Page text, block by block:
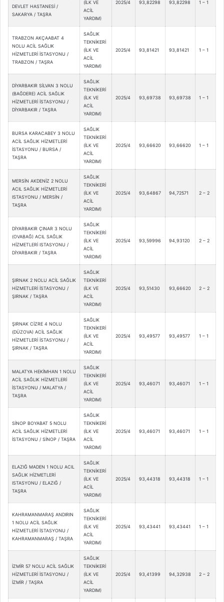
DEVLET HASTANESİ /
SAKARYA / TAŞRA
(İLK VE
ACİL
YARDIM)
2025/4 93,82298 93,82298 1 – 1
TRABZON AKÇAABAT 4
NOLU ACİL SAĞLIK
HİZMETLERİ İSTASYONU /
TRABZON / TAŞRA
SAĞLIK
TEKNİKERİ
(İLK VE
ACİL
YARDIM)
2025/4 93,81421 93,81421 1 – 1
DİYARBAKIR SİLVAN 3 NOLU
(BAĞDERE) ACİL SAĞLIK
HİZMETLERİ İSTASYONU /
DİYARBAKIR / TAŞRA
SAĞLIK
TEKNİKERİ
(İLK VE
ACİL
YARDIM)
2025/4 93,69738 93,69738 1 – 1
BURSA KARACABEY 3 NOLU
ACİL SAĞLIK HİZMETLERİ
İSTASYONU / BURSA /
TAŞRA
SAĞLIK
TEKNİKERİ
(İLK VE
ACİL
YARDIM)
2025/4 93,66620 93,66620 1 – 1
MERSİN AKDENİZ 2 NOLU
ACIL SAĞLIK HİZMETLERİ
ISTASYONU / MERSİN /
TAŞRA
SAĞLIK
TEKNİKERİ
(İLK VE
ACİL
YARDIM)
2025/4 93,64867 94,72571 2 – 2
DİYARBAKIR ÇINAR 3 NOLU
(OVABAĞ) ACIL SAĞLIK
HİZMETLERİ ISTASYONU /
DİYARBAKIR / TAŞRA
SAĞLIK
TEKNİKERİ
(İLK VE
ACİL
YARDIM)
2025/4 93,59996 94,93120 2 – 2
ŞIRNAK 2 NOLU ACİL SAĞLIK
HİZMETLERİ İSTASYONU /
ŞIRNAK / TAŞRA
SAĞLIK
TEKNİKERİ
(İLK VE
ACİL
YARDIM)
2025/4 93,51430 93,66620 2 – 2
ŞIRNAK CİZRE 4 NOLU
(DÜZOVA) ACİL SAĞLIK
HİZMETLERİ İSTASYONU /
ŞIRNAK / TAŞRA
SAĞLIK
TEKNİKERİ
(İLK VE
ACİL
YARDIM)
2025/4 93,49577 93,49577 1 – 1
MALATYA HEKİMHAN 1 NOLU
ACİL SAĞLIK HİZMETLERİ
İSTASYONU / MALATYA /
TAŞRA
SAĞLIK
TEKNİKERİ
(İLK VE
ACİL
YARDIM)
2025/4 93,46071 93,46071 1 – 1
SİNOP BOYABAT 5 NOLU
ACİL SAĞLIK HİZMETLERİ
İSTASYONU / SİNOP / TAŞRA
SAĞLIK
TEKNİKERİ
(İLK VE
ACİL
YARDIM)
2025/4 93,46071 93,46071 1 – 1
ELAZIĞ MADEN 1 NOLU ACIL
SAĞLIK HİZMETLERİ
ISTASYONU / ELAZIĞ /
TAŞRA
SAĞLIK
TEKNİKERİ
(İLK VE
ACİL
YARDIM)
2025/4 93,44318 93,44318 1 – 1
KAHRAMANMARAŞ ANDIRIN
1 NOLU ACİL SAĞLIK
HİZMETLERİ İSTASYONU /
KAHRAMANMARAŞ / TAŞRA
SAĞLIK
TEKNİKERİ
(İLK VE
ACİL
YARDIM)
2025/4 93,43441 93,43441 1 – 1
İZMİR 57 NOLU ACİL SAĞLIK
HİZMETLERİ İSTASYONU /
İZMİR / TAŞRA
SAĞLIK
TEKNİKERİ
(İLK VE
ACİL
YARDIM)
2025/4 93,41399 94,32938 2 – 2